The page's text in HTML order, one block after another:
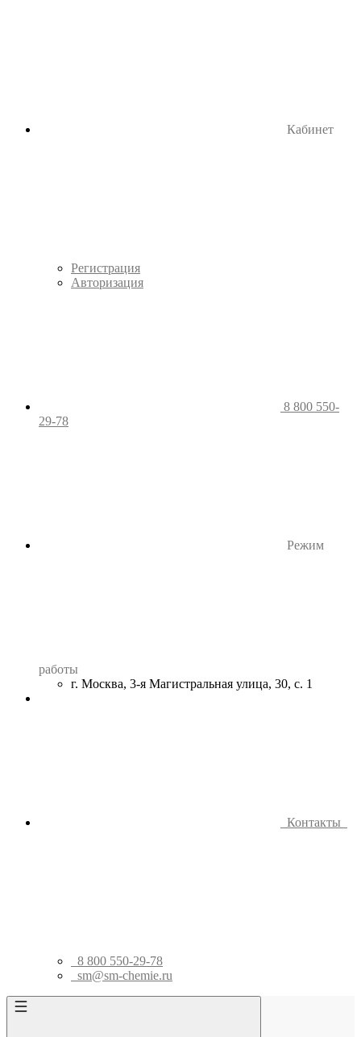
Кабинет
Регистрация
Авторизация
8 800 550-
29-78
Режим
работы
г. Москва, 3-я Магистральная улица, 30, с. 1
Контакты
8 800 550-29-78
sm@sm-chemie.ru